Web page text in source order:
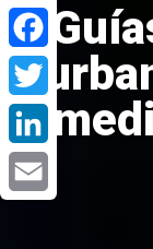
WhatsApp
Facebook
Twitter
LinkedIn